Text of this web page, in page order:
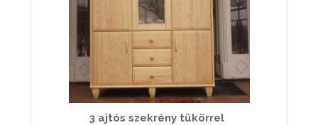
3 ajtós szekrény tükörrel